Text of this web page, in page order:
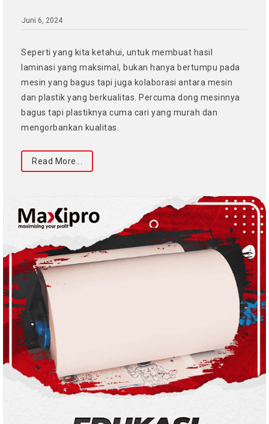
Juni 6, 2024
Seperti yang kita ketahui, untuk membuat hasil
laminasi yang maksimal, bukan hanya bertumpu pada
mesin yang bagus tapi juga kolaborasi antara mesin
dan plastik yang berkualitas. Percuma dong mesinnya
bagus tapi plastiknya cuma cari yang murah dan
mengorbankan kualitas.
Read More...